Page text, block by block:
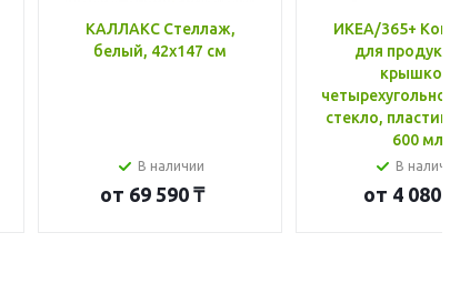
КАЛЛАКС Стеллаж,
белый, 42x147 см
В наличии
от 69 590 ₸
ИКЕА/365+
для
крышкой,
стекло, пластик
600 мл
В
от 4 080 ₸